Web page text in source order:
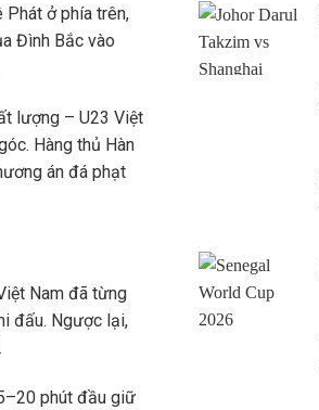
Phát ở phía trên,
Đình Bắc vào
lượng – U23 Việt
Hàng thủ Hàn
án đá phạt
Nam đã từng
đấu. Ngược lại,
phút đầu giữ